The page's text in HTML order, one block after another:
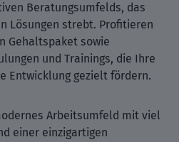
Beratungsumfelds, das
Lösungen strebt. Profitieren
Gehaltspaket sowie
und Trainings, die Ihre
Entwicklung gezielt fördern.
Arbeitsumfeld mit viel
einer einzigartigen